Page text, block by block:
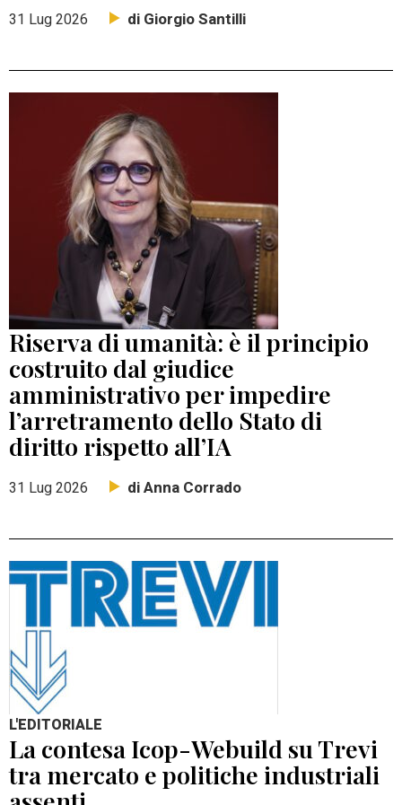
31 Lug 2026 di Giorgio Santilli
Riserva di umanità: è il principio
costruito dal giudice
amministrativo per impedire
l’arretramento dello Stato di
diritto rispetto all’IA
31 Lug 2026 di Anna Corrado
L'EDITORIALE
La contesa Icop-Webuild su Trevi
tra mercato e politiche industriali